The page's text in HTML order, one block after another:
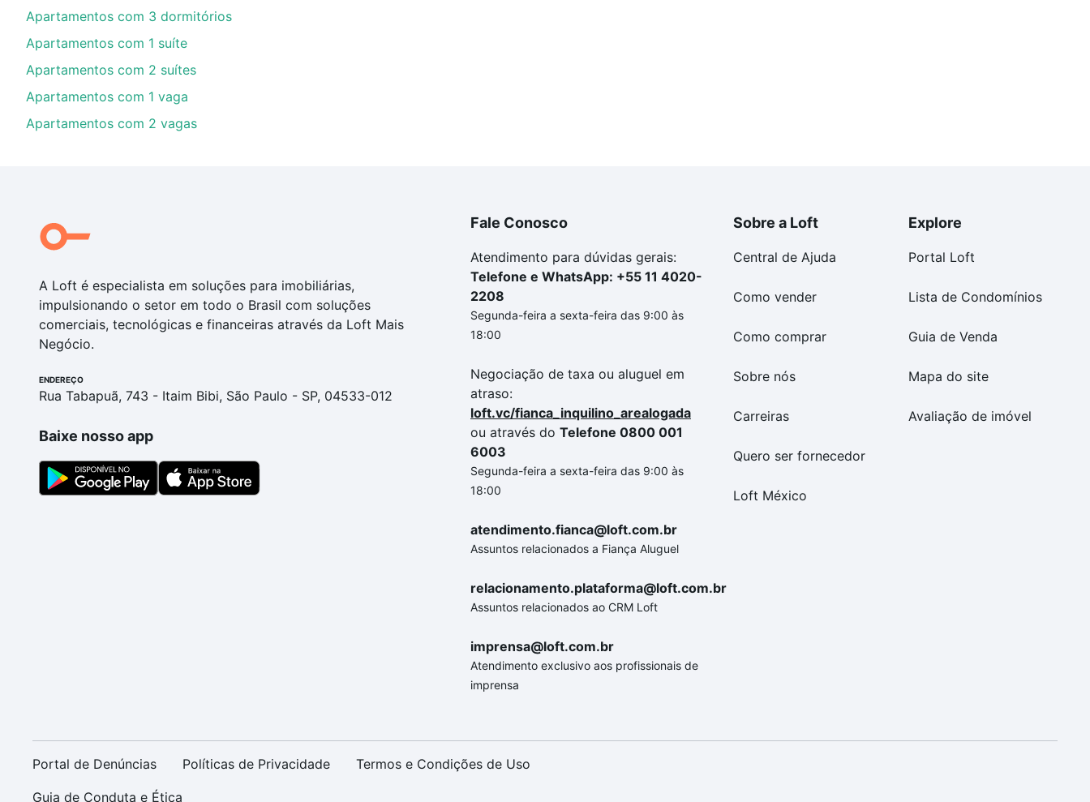
Apartamentos com 3 dormitórios
Apartamentos com 1 suíte
Apartamentos com 2 suítes
Apartamentos com 1 vaga
Apartamentos com 2 vagas
A Loft é especialista em soluções para imobiliárias,
impulsionando o setor em todo o Brasil com soluções
comerciais, tecnológicas e financeiras através da Loft Mais
Negócio.
ENDEREÇO
Rua Tabapuã, 743 - Itaim Bibi, São Paulo - SP, 04533-012
Baixe nosso app
Fale Conosco
Atendimento para dúvidas gerais:
Telefone e WhatsApp: +55 11 4020-
2208
Segunda-feira a sexta-feira das 9:00 às
18:00
Negociação de taxa ou aluguel em
atraso:
loft.vc/fianca_inquilino_arealogada
ou através do Telefone 0800 001
6003
Segunda-feira a sexta-feira das 9:00 às
18:00
atendimento.fianca@loft.com.br
Assuntos relacionados a Fiança Aluguel
relacionamento.plataforma@loft.com.br
Assuntos relacionados ao CRM Loft
imprensa@loft.com.br
Atendimento exclusivo aos profissionais de
imprensa
Sobre a Loft
Central de Ajuda
Como vender
Como comprar
Sobre nós
Carreiras
Quero ser fornecedor
Loft México
Explore
Portal Loft
Lista de Condomínios
Guia de Venda
Mapa do site
Avaliação de imóvel
Portal de Denúncias Políticas de Privacidade Termos e Condições de Uso
Guia de Conduta e Ética